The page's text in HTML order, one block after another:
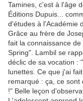
Tamines, c'est à l'âge
Éditions Dupuis...
d'études à l'Académie
Grâce au frère de
fait la connaissance
Spring". Lambil se
déclic de sa vocation :
lunettes. Ce que j'ai
remarqué : ça, ce sont
!" Belle leçon